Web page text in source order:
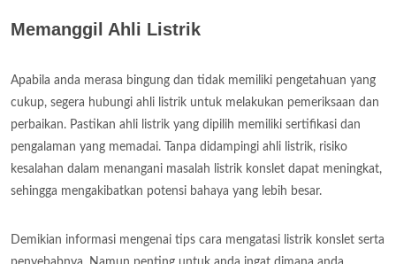
Memanggil Ahli Listrik
Apabila anda merasa bingung dan tidak memiliki pengetahuan yang
cukup, segera hubungi ahli listrik untuk melakukan pemeriksaan dan
perbaikan. Pastikan ahli listrik yang dipilih memiliki sertifikasi dan
pengalaman yang memadai. Tanpa didampingi ahli listrik, risiko
kesalahan dalam menangani masalah listrik konslet dapat meningkat,
sehingga mengakibatkan potensi bahaya yang lebih besar.
Demikian informasi mengenai tips cara mengatasi listrik konslet serta